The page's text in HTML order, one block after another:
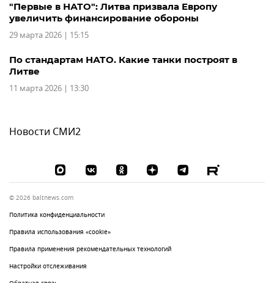
"Первые в НАТО": Литва призвала Европу
увеличить финансирование обороны
29 марта 2026 | 15:15
По стандартам НАТО. Какие танки построят в
Литве
11 марта 2026 | 13:30
Новости СМИ2
© 2026 baltnews.com
Политика конфиденциальности
Правила использования «cookie»
Правила применения рекомендательных технологий
Настройки отслеживания